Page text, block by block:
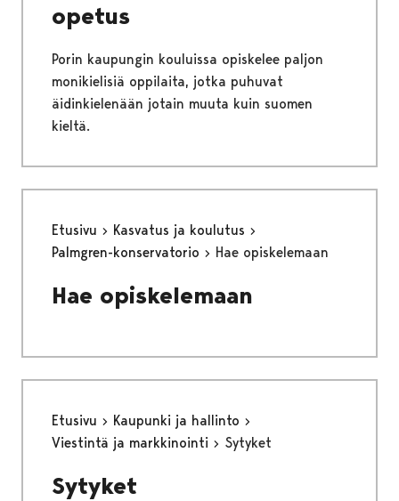
opetus
Porin kaupungin kouluissa opiskelee paljon
monikielisiä oppilaita, jotka puhuvat
äidinkielenään jotain muuta kuin suomen
kieltä.
Etusivu
Kasvatus ja koulutus
Palmgren-konservatorio
Hae opiskelemaan
Hae opiskelemaan
Etusivu
Kaupunki ja hallinto
Viestintä ja markkinointi
Sytyket
Sytyket